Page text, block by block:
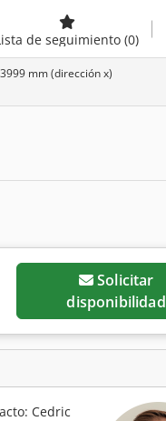
de seguimiento (0)
mm (dirección x)
Solicitar
disponibilidad
Cedric